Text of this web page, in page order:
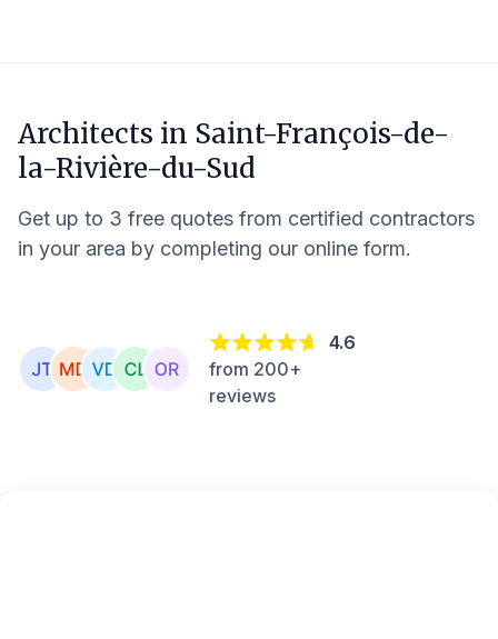
Architects in Saint-François-de-
la-Rivière-du-Sud
Get up to 3 free quotes from certified contractors
in your area by completing our online form.
4.6
from 200+
reviews